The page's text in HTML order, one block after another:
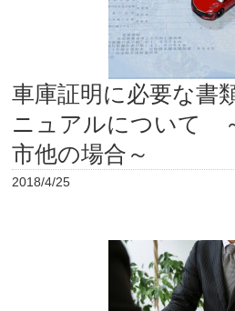
車庫証明に必要な書
ニュアルについて
市他の場合～
2018/4/25